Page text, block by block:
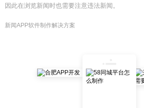
因此在浏览新闻时也需要注意违法新闻。
新闻APP软件制作解决方案